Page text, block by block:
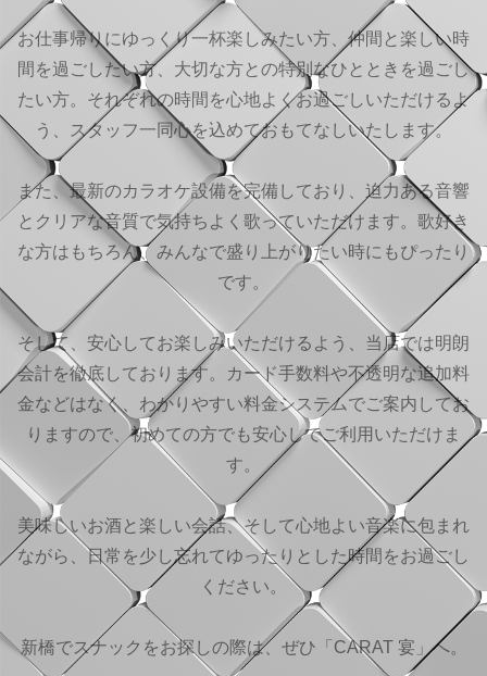
お仕事帰りにゆっくり一杯楽しみたい方、仲間と楽しい時
間を過ごしたい方、大切な方との特別なひとときを過ごし
たい方。それぞれの時間を心地よくお過ごしいただけるよ
う、スタッフ一同心を込めておもてなしいたします。
また、最新のカラオケ設備を完備しており、迫力ある音響
とクリアな音質で気持ちよく歌っていただけます。歌好き
な方はもちろん、みんなで盛り上がりたい時にもぴったり
です。
そして、安心してお楽しみいただけるよう、当店では明朗
会計を徹底しております。カード手数料や不透明な追加料
金などはなく、わかりやすい料金システムでご案内してお
りますので、初めての方でも安心してご利用いただけま
す。
美味しいお酒と楽しい会話、そして心地よい音楽に包まれ
ながら、日常を少し忘れてゆったりとした時間をお過ごし
ください。
新橋でスナックをお探しの際は、ぜひ「CARAT 宴」へ。